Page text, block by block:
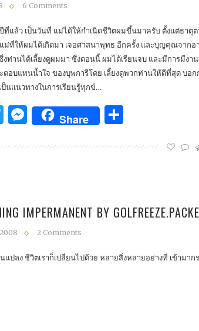
6 Comments
ที่แล้ว เป็นวันที่ แม่ได้ให้กำเนิดชีวิตผมขึ้นมาครับ ตั้งแต่ธาตุ
ที่ให้ผมได้เกิดมา เจอศาสนาพุทธ อีกครั้ง และบุญคุณจากอ
ท่านได้เลี้ยงดูผมมา ซึ่งตอนนี้ ผมได้เรียนจบ และมีการมีง
อบแทนน้ำใจ ของบุพการีโดย เลี้ยงดูพวกท่านให้ดีที่สุด บอ
ป็นแนวทางในการเรียนรู้ทุกข์…
Twitter
Messenger
Share
IMPERMANENT BY
2 Comments
นแปลง ชีวิตเราก็เปลี่ยนไปด้วย หลายสิ่งหลายอย่างที่ เข้ามา